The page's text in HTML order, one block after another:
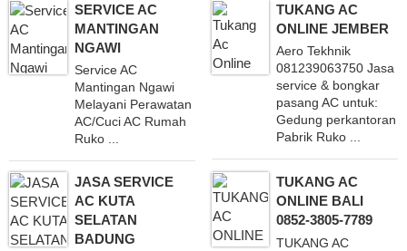
SERVICE AC
MANTINGAN
NGAWI
Service AC
Mantingan Ngawi
Melayani Perawatan
AC/Cuci AC Rumah
Ruko ...
TUKANG AC
ONLINE JEMBER
Aero Tekhnik
081239063750 Jasa
service & bongkar
pasang AC untuk:
Gedung perkantoran
Pabrik Ruko ...
JASA SERVICE
AC KUTA
SELATAN
BADUNG
TUKANG AC
ONLINE BALI
0852-3805-7789
TUKANG AC